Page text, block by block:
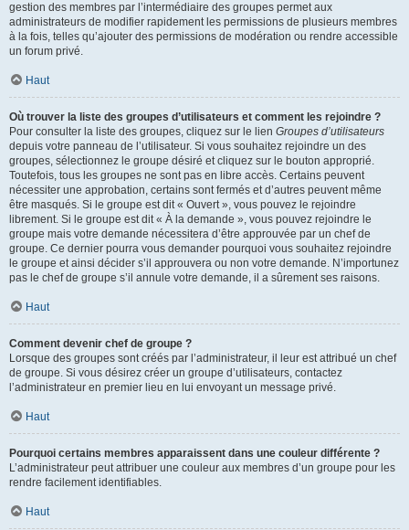
gestion des membres par l’intermédiaire des groupes permet aux
administrateurs de modifier rapidement les permissions de plusieurs membres
à la fois, telles qu’ajouter des permissions de modération ou rendre accessible
un forum privé.
Haut
Où trouver la liste des groupes d’utilisateurs et comment les rejoindre ?
Pour consulter la liste des groupes, cliquez sur le lien Groupes d’utilisateurs
depuis votre panneau de l’utilisateur. Si vous souhaitez rejoindre un des
groupes, sélectionnez le groupe désiré et cliquez sur le bouton approprié.
Toutefois, tous les groupes ne sont pas en libre accès. Certains peuvent
nécessiter une approbation, certains sont fermés et d’autres peuvent même
être masqués. Si le groupe est dit « Ouvert », vous pouvez le rejoindre
librement. Si le groupe est dit « À la demande », vous pouvez rejoindre le
groupe mais votre demande nécessitera d’être approuvée par un chef de
groupe. Ce dernier pourra vous demander pourquoi vous souhaitez rejoindre
le groupe et ainsi décider s’il approuvera ou non votre demande. N’importunez
pas le chef de groupe s’il annule votre demande, il a sûrement ses raisons.
Haut
Comment devenir chef de groupe ?
Lorsque des groupes sont créés par l’administrateur, il leur est attribué un chef
de groupe. Si vous désirez créer un groupe d’utilisateurs, contactez
l’administrateur en premier lieu en lui envoyant un message privé.
Haut
Pourquoi certains membres apparaissent dans une couleur différente ?
L’administrateur peut attribuer une couleur aux membres d’un groupe pour les
rendre facilement identifiables.
Haut